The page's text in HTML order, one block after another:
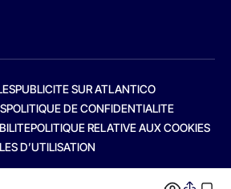
PUBLICITE SUR ATLANTICO
POLITIQUE DE CONFIDENTIALITE
POLITIQUE RELATIVE AUX COOKIES
D’UTILISATION